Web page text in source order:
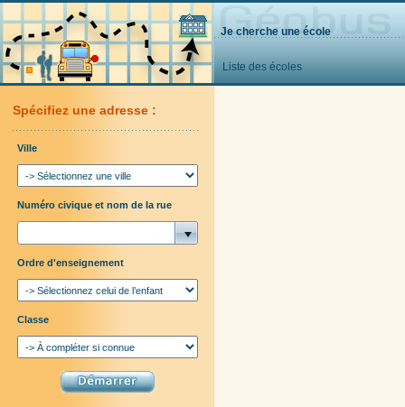
Je cherche une école
Liste des écoles
Spécifiez une adresse :
Ville
Numéro civique et nom de la rue
Ordre d'enseignement
Classe